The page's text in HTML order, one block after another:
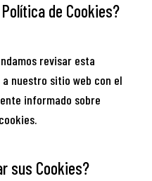
de Cookies?
revisar esta
nuestro sitio web con el
informado sobre
sus Cookies?